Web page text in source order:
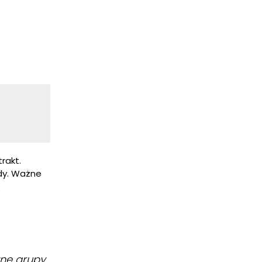
Ważne